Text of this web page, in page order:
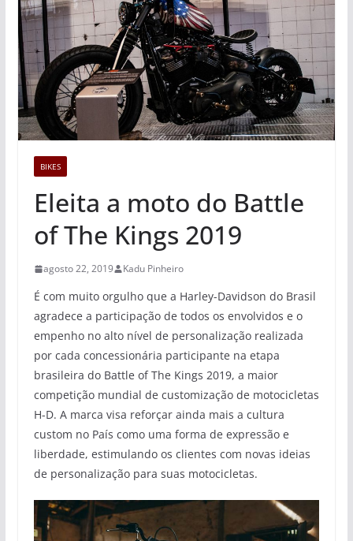
BIKES
Eleita a moto do Battle
of The Kings 2019
agosto 22, 2019 Kadu Pinheiro
É com muito orgulho que a Harley-Davidson do Brasil
agradece a participação de todos os envolvidos e o
empenho no alto nível de personalização realizada
por cada concessionária participante na etapa
brasileira do Battle of The Kings 2019, a maior
competição mundial de customização de motocicletas
H-D. A marca visa reforçar ainda mais a cultura
custom no País como uma forma de expressão e
liberdade, estimulando os clientes com novas ideias
de personalização para suas motocicletas.